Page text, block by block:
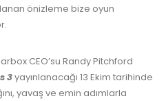
önizleme bize oyun
CEO’su Randy Pitchford
3yayınlanacağı 13 Ekim tarihinde
yavaş ve emin adımlarla